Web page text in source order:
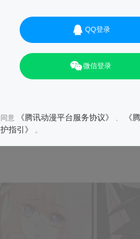
QQ登录
微信登录
同意 《腾讯动漫平台服务协议》
《
护指引》
。